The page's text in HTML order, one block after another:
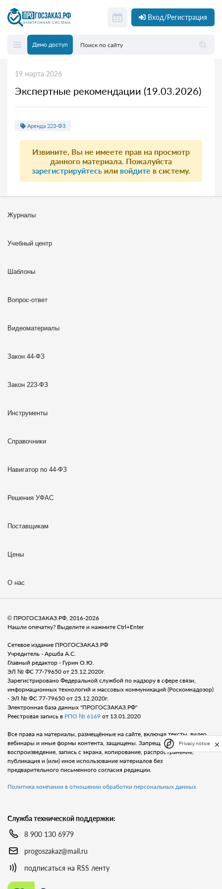
Вход/Регистрация
Демо доступ
19 марта 2026
Экспертные рекомендации (19.03.2026)
Аренда 223-ФЗ
Извините, Вы не имеете прав на просмотр
данного материала. Пожалуйста
зарегистрируйтесь или войдите в систему.
Журналы
Учебный центр
Шаблоны
Вопрос-ответ
Видеоматериалы
Закон 44-ФЗ
Закон 223-ФЗ
Инструменты
Справочники
Навигатор по 44-ФЗ
Решения УФАС
Поставщикам
Цены
О нас
© ПРОГОСЗАКАЗ.РФ, 2016-2026
Нашли опечатку? Выделите и нажмите Ctrl+Enter
Сетевое издание ПРОГОСЗАКАЗ.РФ
Учредитель - Аршба А.С.
Главный редактор - Гурин О.Ю.
ЭЛ № ФС 77-79650 от 25.12.2020г.
Зарегистрировано Федеральной службой по надзору в сфере связи,
информационных технологий и массовых коммуникаций (Роскомнадозор)
- ЭЛ № ФС 77-79650 от 25.12.2020г.
Электронная база данных "ПРОГОСЗАКАЗ.РФ"
Реестровая запись в РПО № 6169 от 13.01.2020
Все права на материалы, размещённые на сайте, включая тексты, видео,
вебинары и иные формы контента, защищены. Запрещается любое
воспроизведение, запись с экрана, копирование, распространение,
публикация и (или) иное использование материалов без
предварительного письменного согласия редакции.
Политика компании в отношении обработки персональных данных
Служба технической поддержки:
8 900 130 6979
progoszakaz@mail.ru
подписаться на RSS ленту
Privacy notice